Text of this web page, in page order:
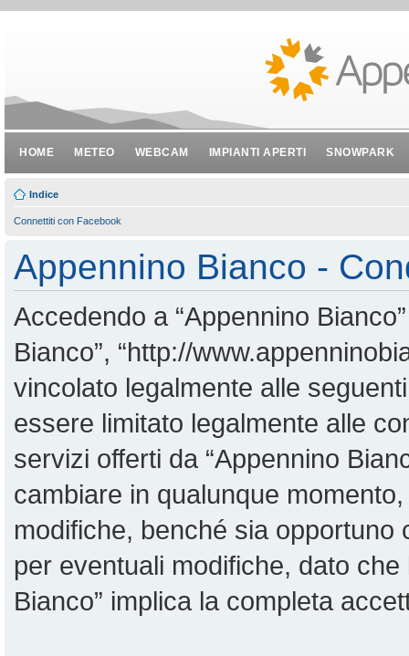
HOME METEO WEBCAM IMPIANTI APERTI SNOWPARK
Indice
Connettiti con Facebook
Appennino Bianco -
Accedendo a “Appennino
Bianco”, “http://
vincolato legalmente alle
essere limitato legalmente alle
servizi offerti da “Appennino
cambiare in qualunque
modifiche, benché sia
per eventuali modifiche, dato che
Bianco” implica la completa